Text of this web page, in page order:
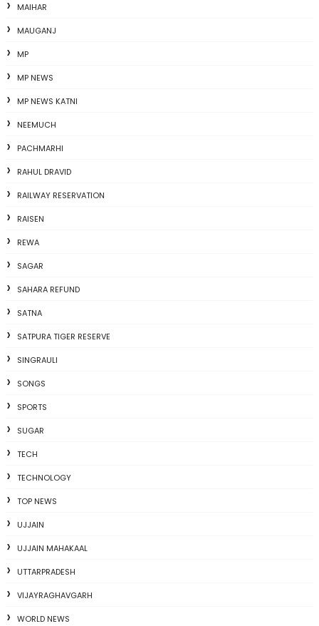
MAIHAR
MAUGANJ
MP
MP NEWS
MP NEWS KATNI
NEEMUCH
PACHMARHI
RAHUL DRAVID
RAILWAY RESERVATION
RAISEN
REWA
SAGAR
SAHARA REFUND
SATNA
SATPURA TIGER RESERVE
SINGRAULI
SONGS
SPORTS
SUGAR
TECH
TECHNOLOGY
TOP NEWS
UJJAIN
UJJAIN MAHAKAAL
UTTARPRADESH
VIJAYRAGHAVGARH
WORLD NEWS